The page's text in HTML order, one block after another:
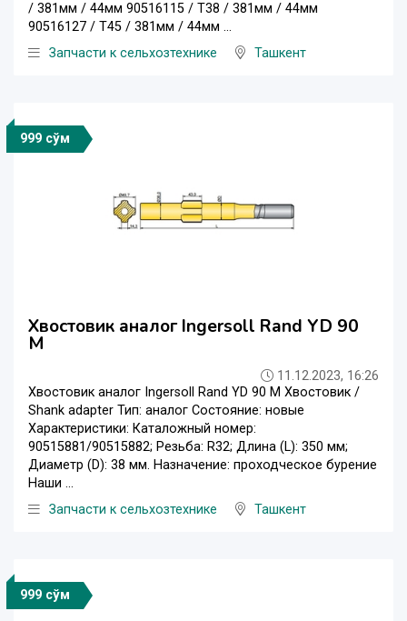
/ 381мм / 44мм 90516115 / T38 / 381мм / 44мм
90516127 / T45 / 381мм / 44мм ...
Запчасти к сельхозтехнике
Ташкент
999 сўм
Хвостовик аналог Ingersoll Rand YD 90
M
11.12.2023, 16:26
Хвостовик аналог Ingersoll Rand YD 90 M Хвостовик /
Shank adapter Тип: аналог Состояние: новые
Характеристики: Каталожный номер:
90515881/90515882; Резьба: R32; Длина (L): 350 мм;
Диаметр (D): 38 мм. Назначение: проходческое бурение
Наши ...
Запчасти к сельхозтехнике
Ташкент
999 сўм